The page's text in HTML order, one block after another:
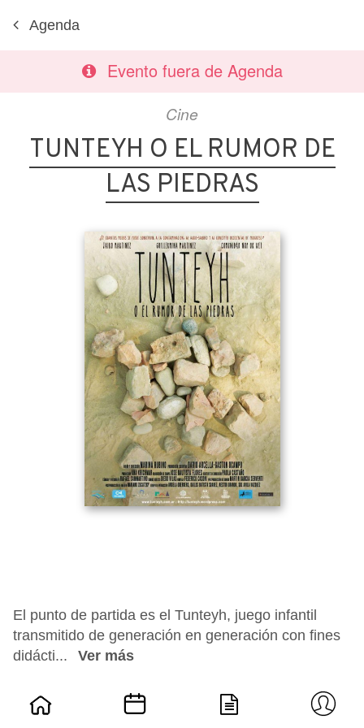
Agenda
Evento fuera de Agenda
Cine
TUNTEYH O EL RUMOR DE
LAS PIEDRAS
El punto de partida es el Tunteyh, juego infantil
transmitido de generación en generación con fines
didácti...
Ver más